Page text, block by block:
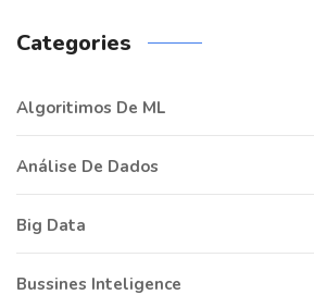
Categories
Algoritimos De ML
Análise De Dados
Big Data
Bussines Inteligence